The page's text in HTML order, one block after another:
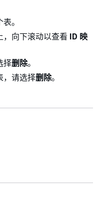
。
，向下滚动以查看 ID 映
择删除。
，请选择删除。